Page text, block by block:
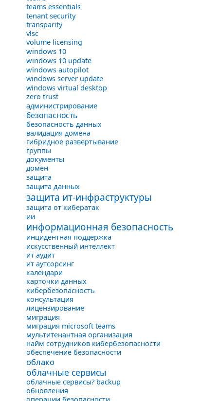
teams essentials
tenant security
transparity
vlsc
volume licensing
windows 10
windows 10 update
windows autopilot
windows server update
windows virtual desktop
zero trust
администрирование
безопасность
безопасность данных
валидация домена
гибридное развертывание
группы
документы
домен
защита
защита данных
защита ит-инфраструктуры
защита от кибератак
ии
информационная безопасность
инцидентная поддержка
искусственный интеллект
ит аудит
ит аутсорсинг
календари
карточки данных
кибербезопасность
консультация
лицензирование
миграция
миграция microsoft teams
мультитенантная организация
найм сотрудников кибербезопасности
обеспечение безопасности
облако
облачные сервисы
облачные сервисы? backup
обновления